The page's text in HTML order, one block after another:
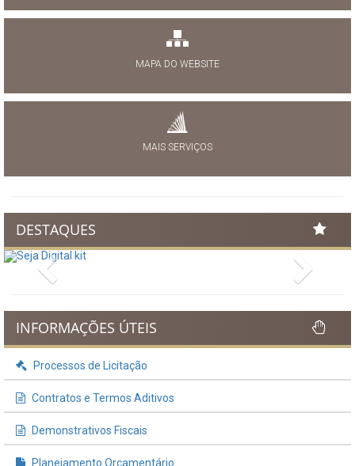
MAPA DO WEBSITE
MAIS SERVIÇOS
DESTAQUES
Previous
INFORMAÇÕES ÚTEIS
Processos de Licitação
Contratos e Termos Aditivos
Demonstrativos Fiscais
Planejamento Orçamentário